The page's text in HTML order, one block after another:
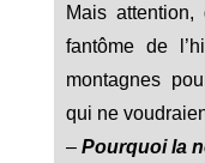
Mais
fantôme de
montagnes
qui ne
– Pourquoi la